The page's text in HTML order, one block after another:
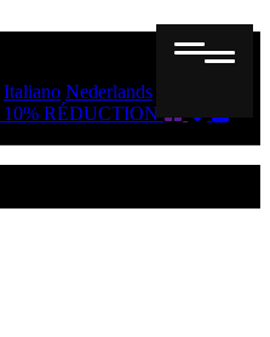
Italiano Nederlands
10% RÉDUCTION